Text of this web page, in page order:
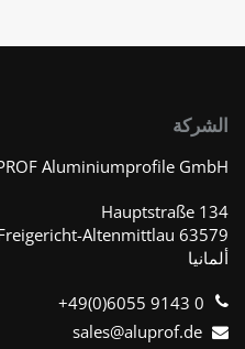
ALUPROF Aluminiumprofile
Hauptstraße
63579
+49(0)6055 9143 0
sales@aluprof.de